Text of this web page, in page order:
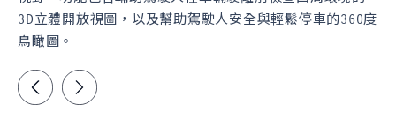
3D立體開放視圖，以及幫助駕駛人安全與輕鬆停車的360度
鳥瞰圖。